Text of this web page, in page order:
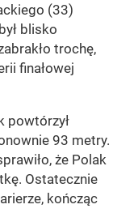
(33)
blisko
trochę,
finałowej
powtórzył
93 metry.
że Polak
Ostatecznie
kończąc